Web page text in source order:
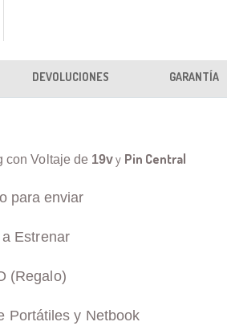
con Voltaje de 19v y Pin Central
para enviar
a Estrenar
(Regalo)
Portátiles y Netbook
DEVOLUCIONES GARANTÍA